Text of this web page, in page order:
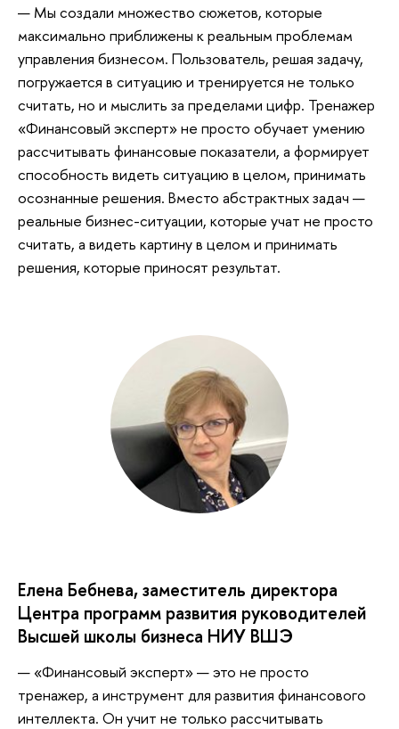
— Мы создали множество сюжетов, которые
максимально приближены к реальным проблемам
управления бизнесом. Пользователь, решая задачу,
погружается в ситуацию и тренируется не только
считать, но и мыслить за пределами цифр. Тренажер
«Финансовый эксперт» не просто обучает умению
рассчитывать финансовые показатели, а формирует
способность видеть ситуацию в целом, принимать
осознанные решения. Вместо абстрактных задач —
реальные бизнес-ситуации, которые учат не просто
считать, а видеть картину в целом и принимать
решения, которые приносят результат.
Елена Бебнева, заместитель директора
Центра программ развития руководителей
Высшей школы бизнеса НИУ ВШЭ
— «Финансовый эксперт» — это не просто
тренажер, а инструмент для развития финансового
интеллекта. Он учит не только рассчитывать